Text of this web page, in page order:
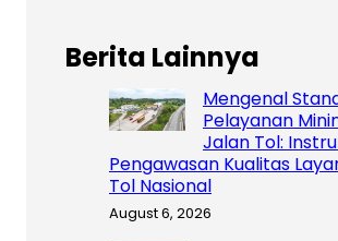
Berita Lainnya
Mengenal
Pelayanan
Jalan Tol:
Pengawasan Kualitas
Tol Nasional
August 6, 2026